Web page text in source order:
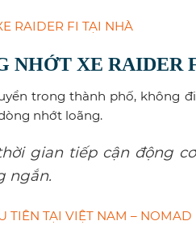
RAIDER FI TẠI NHÀ
NHỚT XE RAIDER
trong thành phố, không
nhớt loãng.
gian tiếp cận động
ngắn.
TIÊN TẠI VIỆT NAM – NOMAD